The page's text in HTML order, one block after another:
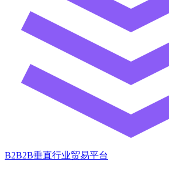
B2B2B垂直行业贸易平台